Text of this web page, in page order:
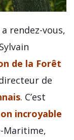
a rendez-vous,
de la Forêt
de
. C’est
incroyable
Maritime,